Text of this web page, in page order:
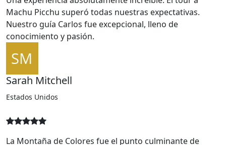
conocimiento y pasión.
Sarah Mitchell
Estados Unidos
nuestro viaje. Qori Cusco Travel organizó todo